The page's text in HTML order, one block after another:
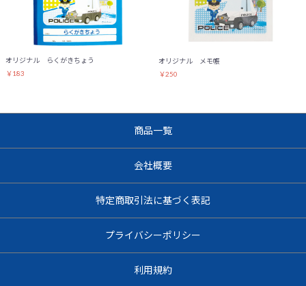
オリジナル らくがきちょう
￥183
オリジナル メモ帳
￥250
商品一覧
会社概要
特定商取引法に基づく表記
プライバシーポリシー
利用規約